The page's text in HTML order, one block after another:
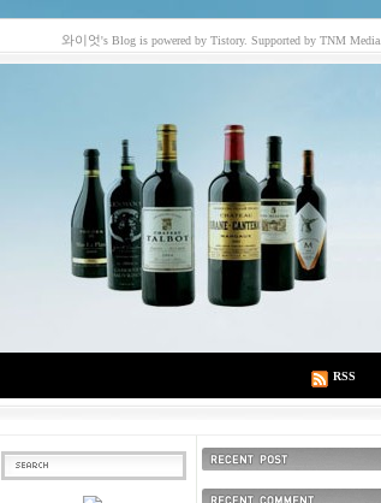
와이엇's Blog is powered by Tistory. Supported by TNM Media.
RSS